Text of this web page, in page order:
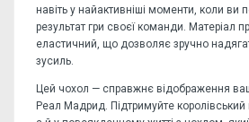
навіть у найактивніші моменти, коли ви
результат гри своєї команди. Матеріал
еластичний, що дозволяє зручно
зусиль.
Цей чохол — справжнє відображення
Реал Мадрид. Підтримуйте королівський